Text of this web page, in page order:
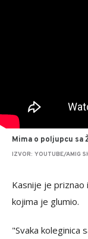
Mima o poljupcu sa
IZVOR: YOUTUBE/AMIG
Kasnije je priznao
kojima je glumio.
"Svaka koleginica